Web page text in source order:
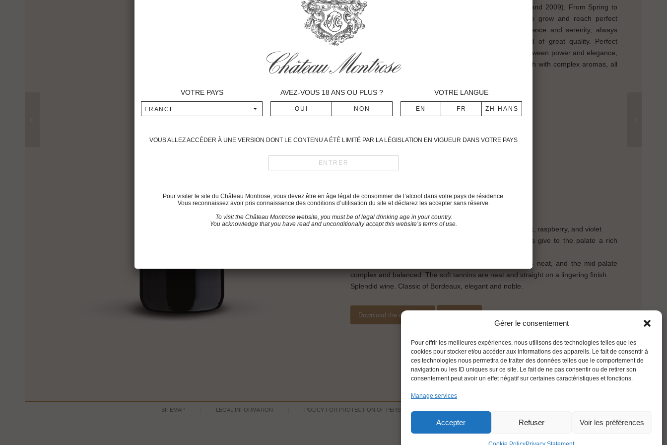
Gérer le consentement
Pour offrir les meilleures expériences, nous utilisons des technologies telles que les
cookies pour stocker et/ou accéder aux informations des appareils. Le fait de consentir à
ces technologies nous permettra de traiter des données telles que le comportement de
navigation ou les ID uniques sur ce site. Le fait de ne pas consentir ou de retirer son
consentement peut avoir un effet négatif sur certaines caractéristiques et fonctions.
Manage services
Accepter Refuser Voir les préférences
Bordeaux vintages (1929, 1945, 1947,1959,1961,1989, and 2009). From Spring to
Fall, this climate imposed itself, allowing the berries to grow and reach perfect
maturity. We thus waited to grape harvest with confidence and serenity, always
benefitting from the homogenous single block vineyard of great quality. Perfect
maturity and tannins of the grapes, brought a balance between power and elegance,
abundance and finesse. The tannins are silky and smooth with complex aromas, all
qualities of a great Montrose wine.
Period of Harvest
September 27th – October 15th
Cabernet-Sauvignon: 53 %
Merlot: 37 %
Cabernet franc: 9 %
Tasting notes
The robe: black with ruby hues. Dense and deep
The nose: complex with notes of mocha, zan, blackcurrant, raspberry, and violet
The palate: blackcurrant, morello, redcurrant, and cocoa give to the palate a rich
Long, ample and homogeneous wine. The after taste is neat, and the mid-palate
complex and balanced. The soft tannins are neat and straight on a lingering finish.
Splendid wine. Classic of Bordeaux, elegant and noble.
Download the datasheet
SITEMAP LEGAL INFORMATION POLICY FOR PROTECTION OF PERSONNAL DATA
VOTRE PAYS
FRANCE
AVEZ-VOUS 18 ANS OU PLUS ? VOTRE LANGUE
VOUS ALLEZ ACCÉDER À UNE VERSION DONT LE CONTENU A ÉTÉ LIMITÉ PAR LA LÉGISLATION EN VIGUEUR DANS VOTRE PAYS
Pour visiter le site du Château Montrose, vous devez être en âge légal de consommer de l’alcool dans votre pays de résidence.
Vous reconnaissez avoir pris connaissance des conditions d’utilisation du site et déclarez les accepter sans réserve.
To visit the Château Montrose website, you must be of legal drinking age in your country.
You acknowledge that you have read and unconditionally accept this website’s terms of use.